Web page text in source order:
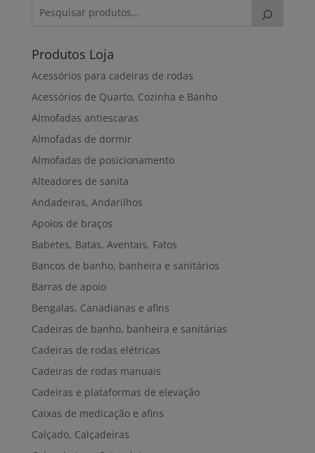
399,00€
Produtos Loja
Acessórios para cadeiras de rodas
Acessórios de Quarto, Cozinha e Banho
Almofadas antiescaras
Almofadas de dormir
Almofadas de posicionamento
Alteadores de sanita
Andadeiras, Andarilhos
Apoios de braços
Babetes, Batas, Aventais, Fatos
Bancos de banho, banheira e sanitários
Barras de apoio
Bengalas, Canadianas e afins
Cadeiras de banho, banheira e sanitárias
Cadeiras de rodas elétricas
Cadeiras de rodas manuais
Cadeiras e plataformas de elevação
Caixas de medicação e afins
Calçado, Calçadeiras